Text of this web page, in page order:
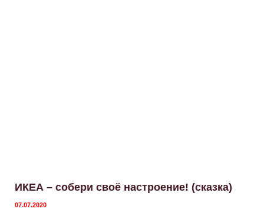
ИКЕА – собери своё настроение! (сказка)
07.07.2020